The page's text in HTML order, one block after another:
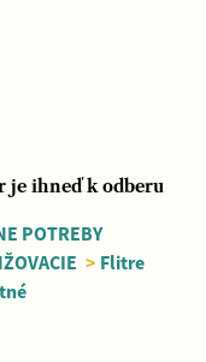
je ihneď k odberu
POTREBY
> Flitre